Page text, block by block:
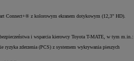
Connect+® z kolorowym ekranem dotykowym (12,3" HD).
i wsparcia kierowcy Toyota T-MATE, w tym m.in.:
ryzyka zderzenia (PCS) z systemem wykrywania pieszych